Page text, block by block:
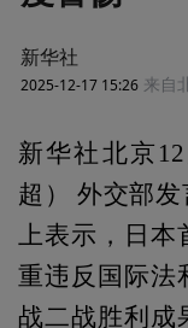
新华社
2025-12-17 15:26 来自
新华社北京
超） 外交部
上表示，日
重违反国际法
战二战胜利成